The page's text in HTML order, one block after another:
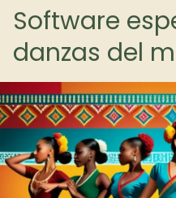
Software
danzas del